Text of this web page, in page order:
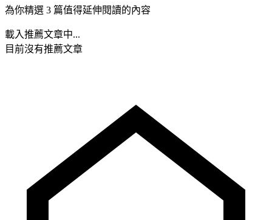
為你精選 3 篇值得延伸閱讀的內容
載入推薦文章中...
目前沒有推薦文章